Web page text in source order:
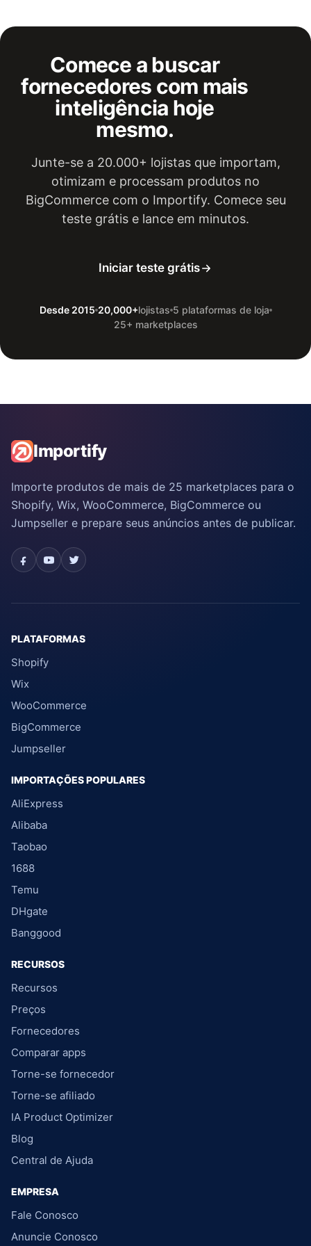
Comece a buscar
fornecedores com mais
inteligência hoje
mesmo.
Junte-se a 20.000+ lojistas que importam,
otimizam e processam produtos no
BigCommerce com o Importify. Comece seu
teste grátis e lance em minutos.
Iniciar teste grátis
Desde 2015 20,000+lojistas 5 plataformas de loja
25+ marketplaces
Importify
Importe produtos de mais de 25 marketplaces para o
Shopify, Wix, WooCommerce, BigCommerce ou
Jumpseller e prepare seus anúncios antes de publicar.
PLATAFORMAS
Shopify
Wix
WooCommerce
BigCommerce
Jumpseller
IMPORTAÇÕES POPULARES
AliExpress
Alibaba
Taobao
1688
Temu
DHgate
Banggood
RECURSOS
Recursos
Preços
Fornecedores
Comparar apps
Torne-se fornecedor
Torne-se afiliado
IA Product Optimizer
Blog
Central de Ajuda
EMPRESA
Fale Conosco
Anuncie Conosco